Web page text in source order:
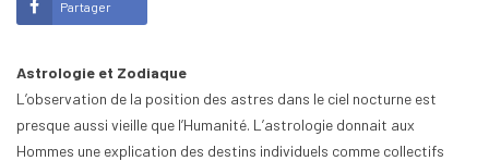
Partager
Astrologie et Zodiaque
L’observation de la position des astres dans le ciel nocturne est
presque aussi vieille que l’Humanité. L’astrologie donnait aux
Hommes une explication des destins individuels comme collectifs